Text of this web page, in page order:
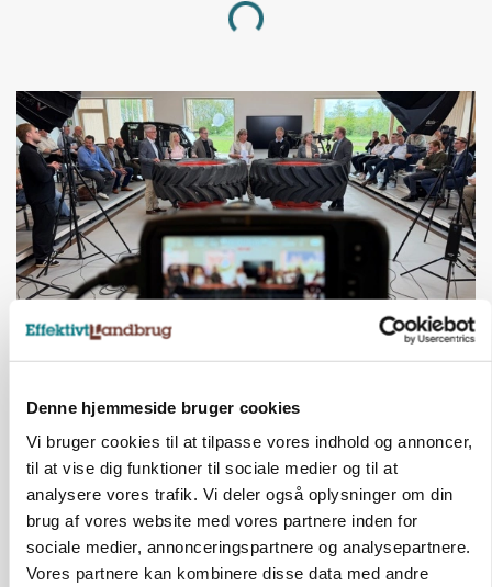
Denne hjemmeside bruger cookies
Vi bruger cookies til at tilpasse vores indhold og annoncer,
til at vise dig funktioner til sociale medier og til at
analysere vores trafik. Vi deler også oplysninger om din
brug af vores website med vores partnere inden for
sociale medier, annonceringspartnere og analysepartnere.
Vores partnere kan kombinere disse data med andre
Loading...
BUSINESS
landbrugets ejerstruktur
Annonce